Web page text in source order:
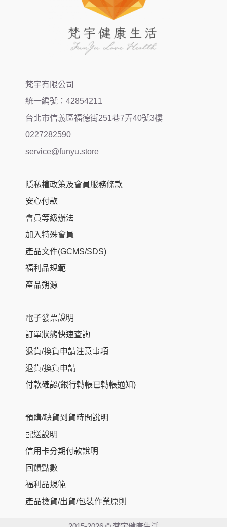
梵宇有限公司
統一編號：42854211
台北市信義區福德街251巷7弄40號3樓
0227282590
service@funyu.store
隱私權政策及會員服務條款
安心付款
會員等級辦法
加入特殊會員
產品文件(GCMS/SDS)
福利品規範
產品朔源
電子發票說明
訂單狀態快速查詢
退貨/換貨申請注意事項
退貨/換貨申請
付款確認(銀行轉帳已轉帳通知)
預購/缺貨到貨時間說明
配送說明
信用卡分期付款說明
回饋點數
福利品規範
產品撿貨/出貨/包裝作業原則
2015-2026 © 梵宇健康生活
NT$